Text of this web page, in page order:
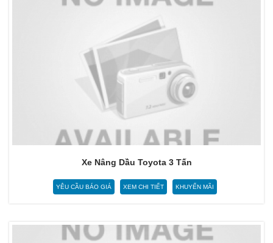
Xe Nâng Dầu Toyota 3 Tấn
YÊU CẦU BÁO GIÁ XEM CHI TIẾT KHUYẾN MÃI